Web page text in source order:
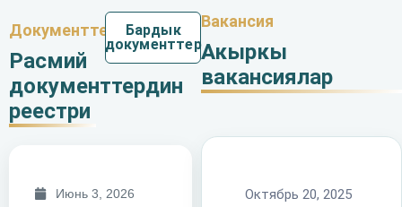
Документтер
Расмий
документтердин
реестри
Бардык
документтер
Вакансия
Акыркы
вакансиялар
Июнь 3, 2026 Октябрь 20, 2025